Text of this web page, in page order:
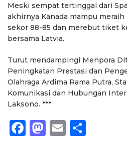
Meski sempat tertinggal dari
akhirnya Kanada mampu
sekor 88-85 dan merebut tiket
bersama Latvia.
Turut mendampingi Menpora
Peningkatan Prestasi dan
Olahraga Ardima Rama Putra,
Komunikasi dan Hubungan
Laksono. ***
Facebook
Mastodon
Email